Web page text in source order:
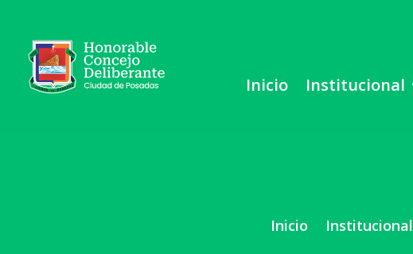
Inicio Institucional
Inicio Institucional